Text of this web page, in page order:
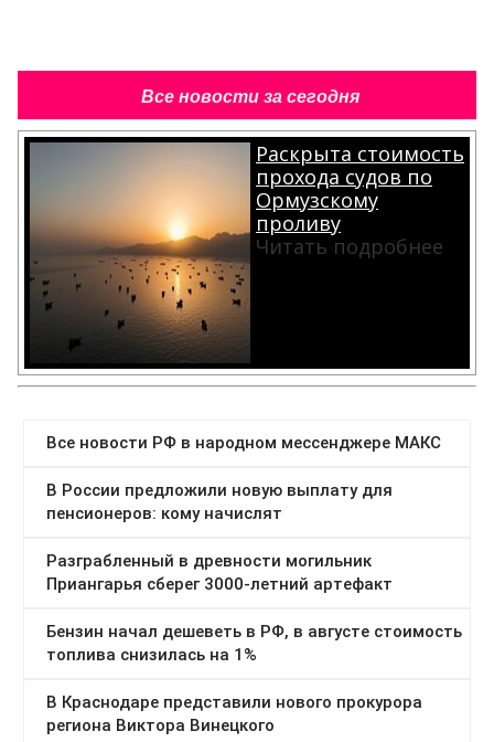
Все новости за сегодня
Раскрыта стоимость
прохода судов по
Ормузскому
проливу
Читать подробнее